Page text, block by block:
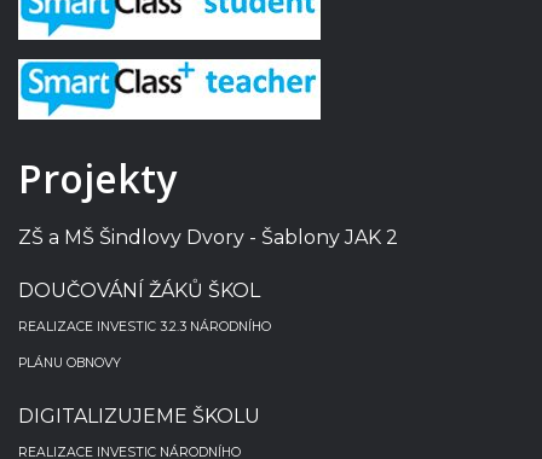
Projekty
ZŠ a MŠ Šindlovy Dvory - Šablony JAK 2
DOUČOVÁNÍ ŽÁKŮ ŠKOL
REALIZACE INVESTIC 3.2.3 NÁRODNÍHO
PLÁNU OBNOVY
DIGITALIZUJEME ŠKOLU
REALIZACE INVESTIC NÁRODNÍHO